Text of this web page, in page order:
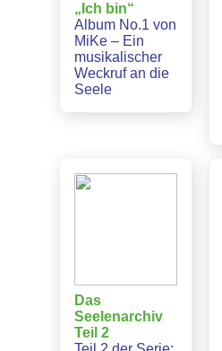
„Ich bin“
Album No.1 von
MiKe – Ein
musikalischer
Weckruf an die
Seele
Das
Seelenarchiv
Teil 2